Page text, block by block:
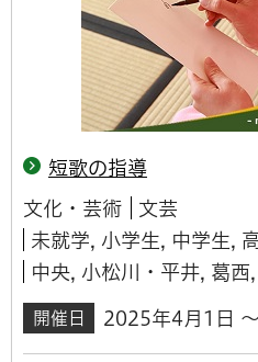
短歌の指導
文化・芸術
文芸
未就学, 小学生, 中学生,
中央, 小松川・平井, 葛西
開催日 2025年4月1日